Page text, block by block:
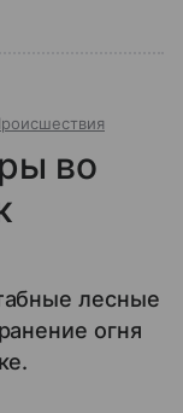
во
лесные
огня